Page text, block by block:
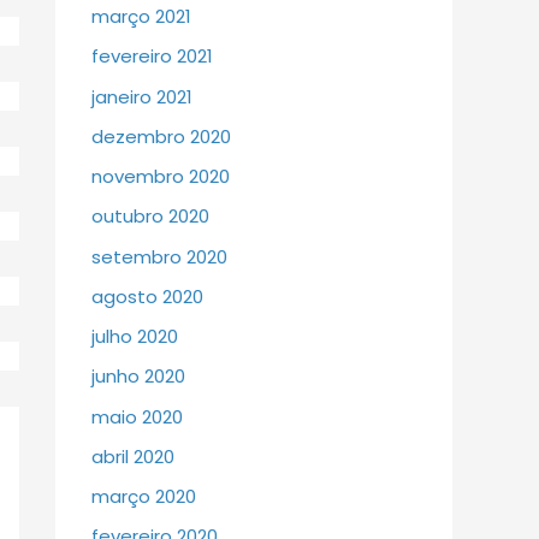
março 2021
fevereiro 2021
janeiro 2021
dezembro 2020
novembro 2020
outubro 2020
setembro 2020
agosto 2020
julho 2020
junho 2020
maio 2020
abril 2020
março 2020